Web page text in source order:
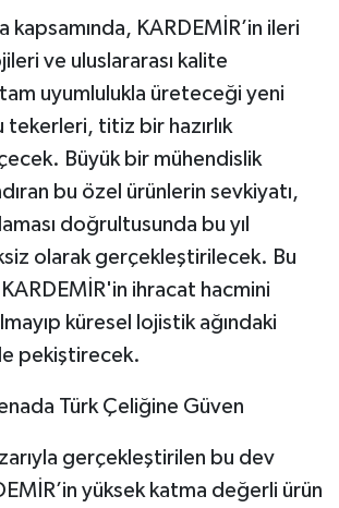
kapsamında, KARDEMİR’in ileri
ve uluslararası kalite
uyumlulukla üreteceği yeni
tekerleri, titiz bir hazırlık
Büyük bir mühendislik
bu özel ürünlerin sevkiyatı,
doğrultusunda bu yıl
olarak gerçekleştirilecek. Bu
ihracat hacmini
küresel lojistik ağındaki
pekiştirecek.
Türk Çeliğine Güven
gerçekleştirilen bu dev
yüksek katma değerli ürün